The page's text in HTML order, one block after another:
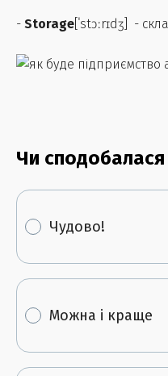
- Storage [ˈstɔːrɪdʒ] -
Чи сподобалася
Чудово!
Можна і краще